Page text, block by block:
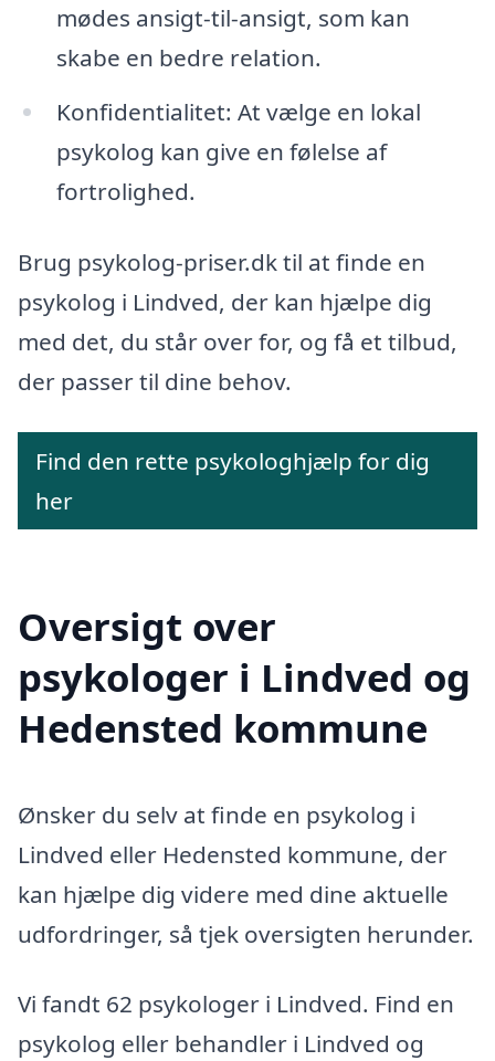
mødes ansigt-til-ansigt, som kan
skabe en bedre relation.
Konfidentialitet: At vælge en lokal
psykolog kan give en følelse af
fortrolighed.
Brug psykolog-priser.dk til at finde en
psykolog i Lindved, der kan hjælpe dig
med det, du står over for, og få et tilbud,
der passer til dine behov.
Find den rette psykologhjælp for dig
her
Oversigt over
psykologer i Lindved og
Hedensted kommune
Ønsker du selv at finde en psykolog i
Lindved eller Hedensted kommune, der
kan hjælpe dig videre med dine aktuelle
udfordringer, så tjek oversigten herunder.
Vi fandt 62 psykologer i Lindved. Find en
psykolog eller behandler i Lindved og